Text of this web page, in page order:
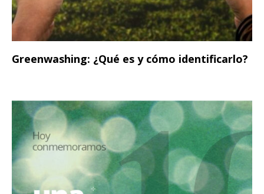
Greenwashing: ¿Qué es y cómo identificarlo?